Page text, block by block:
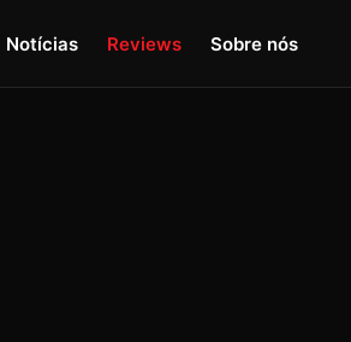
Notícias Reviews Sobre nós